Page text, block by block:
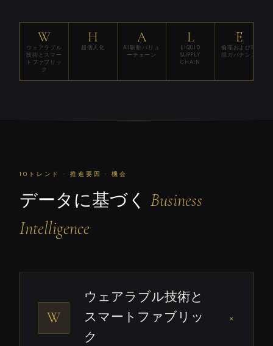
W
ウェアラブル
技術とスマー
トファブリッ
ク
H
超個人化
A
AI駆動バリュ
ーチェーン
L
LIQUID
SUPPLY
CHAIN
E
倫理および環
境ガバナンス
10トレンド · 推進要因 · 機会
データに基づく Business
Intelligence
W
ウェアラブル技術と
スマートファブリッ
ク
+